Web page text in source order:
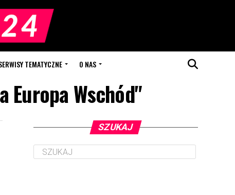
TEMATYCZNE O NAS
Europa Wschód"
SZUKAJ